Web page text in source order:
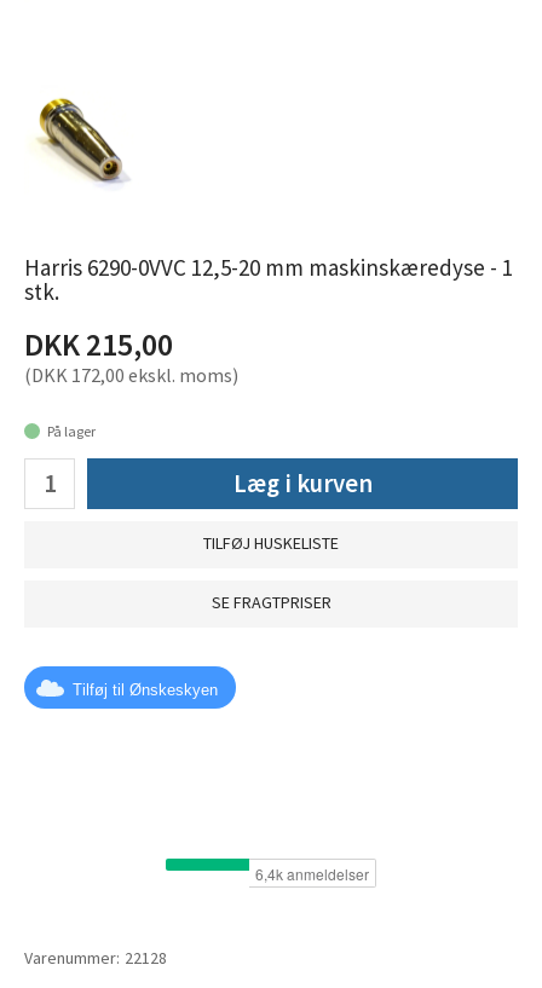
Harris 6290-0VVC 12,5-20 mm maskinskæredyse - 1
stk.
DKK 215,00
(DKK 172,00 ekskl. moms)
På lager
Læg i kurven
TILFØJ HUSKELISTE
SE FRAGTPRISER
Tilføj til Ønskeskyen
Varenummer: 22128